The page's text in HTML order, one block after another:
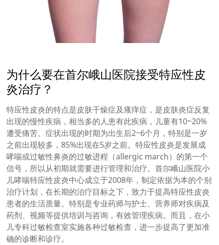
为什么要在首尔峨山医院接受特应性皮
炎治疗？
特应性皮炎的特点是皮肤干燥症及瘙痒症，是皮肤炎症反复
出现的慢性疾病，相当多的人患有此疾病，儿童有10~20%
遭受痛苦。症状出现的时期为出生后2~6个月，特别是一岁
之前出现较多，85%出现在5岁之前。特应性皮炎是发展成
哮喘或过敏性鼻炎的过敏进程（allergic march）的第一个
信号，所以从初期就需要进行管理和治疗。首尔峨山医院小
儿哮喘特应性皮炎中心成立于2008年，制定依据为本的个别
治疗计划，在长期的治疗目标之下，致力于提高特应性皮炎
患者的生活质量。特别是专业药师与护士、营养师对疾病及
药剂、视频等提供培训与咨询，有效管理疾病。而且，在小
儿专科过敏检查室实施各种过敏检查，进一步提高了更加准
确的诊断和诊疗。